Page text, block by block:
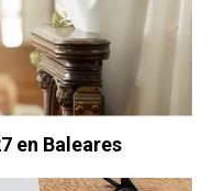
en Baleares